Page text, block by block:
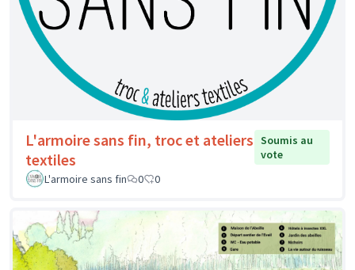
L'armoire sans fin, troc et ateliers
textiles
Soumis au
vote
L'armoire sans fin
0 0